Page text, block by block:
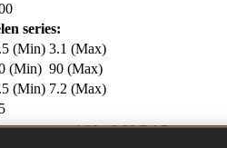
series:
(Min) 3.1 (Max)
(Min) 90 (Max)
(Min) 7.2 (Max)
4.80 - 8.30 BAR